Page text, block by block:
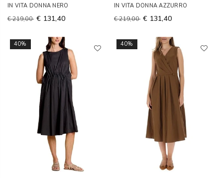
IN VITA DONNA NERO
€ 219,00 € 131,40
IN VITA DONNA AZZURRO
€ 219,00 € 131,40
40% 40%